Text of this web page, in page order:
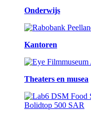
Onderwijs
Kantoren
Theaters en musea